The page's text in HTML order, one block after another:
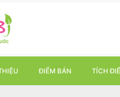
ĐIỂM BÁN TÍCH